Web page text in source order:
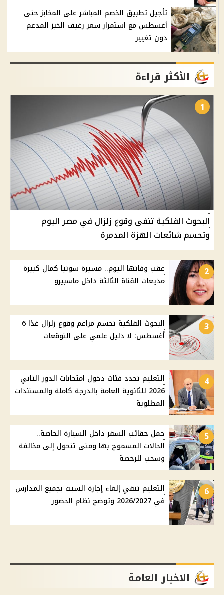
تأجيل تطبيق الخصم المباشر على المخابز حتى
أغسطس مع استمرار سعر رغيف الخبز المدعم
دون تغيير
الأكثر قراءة
1
البحوث الفلكية تنفي وقوع زلزال في مصر اليوم
وتحسم شائعات الهزة المدمرة
2
عقب وفاتها اليوم.. مسيرة سونيا كمال كبيرة
مذيعات القناة الثالثة داخل ماسبيرو
3
البحوث الفلكية تحسم مزاعم وقوع زلزال غدًا 6
أغسطس: لا دليل علمي على التوقعات
4
التعليم تحدد فئات دخول امتحانات الدور الثاني
2026 للثانوية العامة بالدرجة كاملة والمستندات
المطلوبة
5
حمل حقائب السفر داخل السيارة الخاصة..
الحالات المسموح بها ومتى تتحول إلى مخالفة
وسحب للرخصة
6
التعليم تنفي إلغاء إجازة السبت بجميع المدارس
في 2026/2027 وتوضح نظام الحضور
الاخبار العامة